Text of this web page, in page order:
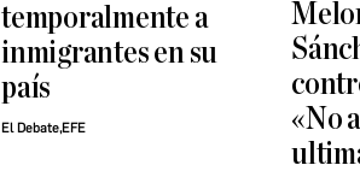
temporalmente a
inmigrantes en su
país
El Debate,EFE
«No